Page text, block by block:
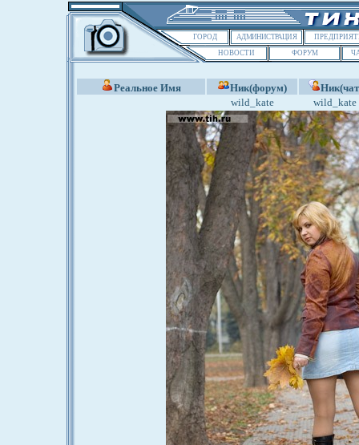
ГОРОД АДМИНИСТРАЦИЯ
НОВОСТИ
ФОРУМ
Реальное Имя Ник(форум)
wild_kate
wild_kate